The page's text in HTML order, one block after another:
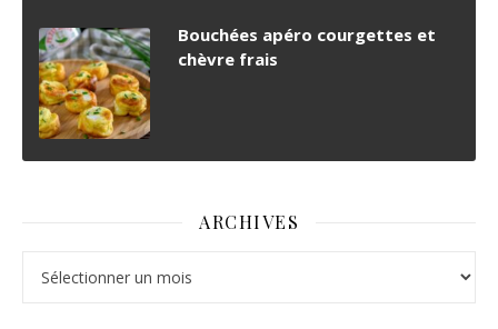
Bouchées apéro courgettes et
chèvre frais
ARCHIVES